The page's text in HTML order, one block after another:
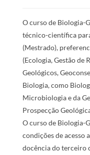
O curso de Biologia-
técnico-científica
(Mestrado),
(Ecologia, Gestão de
Geológicos,
Biologia, como
Microbiologia e da
Prospecção
O curso de Biologia-
condições de acesso
docência do terceiro